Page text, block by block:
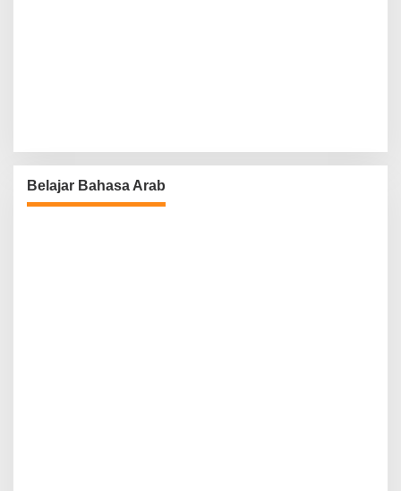
Belajar Bahasa Arab